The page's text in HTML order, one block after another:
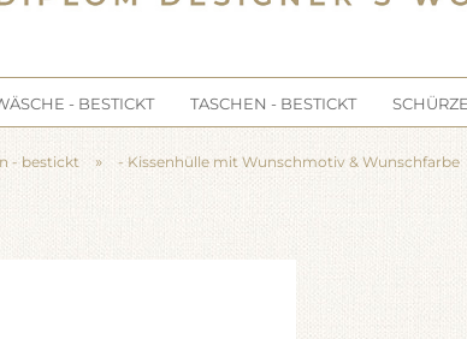
- BESTICKT TASCHEN - BESTICKT
- bestickt » - Kissenhülle mit Wunschmotiv & Wunschfarbe